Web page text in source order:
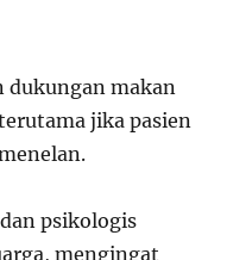
dukungan makan
jika pasien
psikologis
mengingat